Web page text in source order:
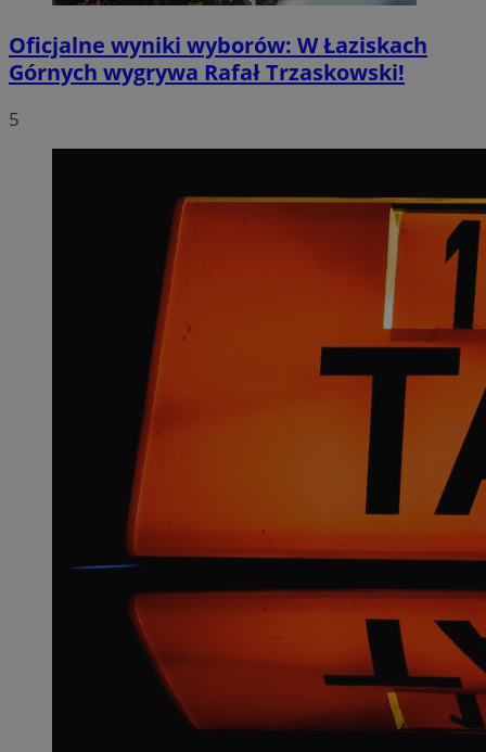
Oficjalne wyniki wyborów: W Łaziskach
Górnych wygrywa Rafał Trzaskowski!
5